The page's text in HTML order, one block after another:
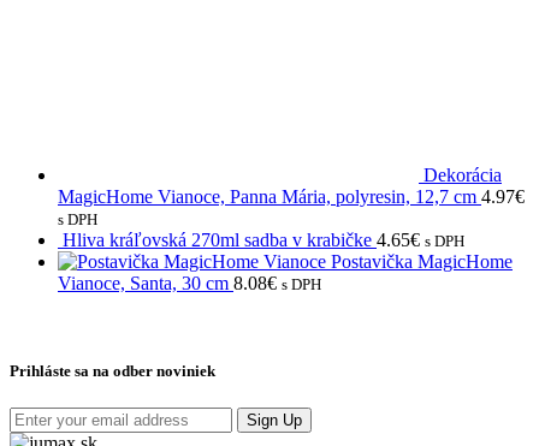
Dekorácia
MagicHome Vianoce, Panna Mária, polyresin, 12,7 cm 4.97€
s DPH
Hliva kráľovská 270ml sadba v krabičke 4.65€ s DPH
Postavička MagicHome
Vianoce, Santa, 30 cm 8.08€ s DPH
Prihláste sa na odber noviniek
Sign Up